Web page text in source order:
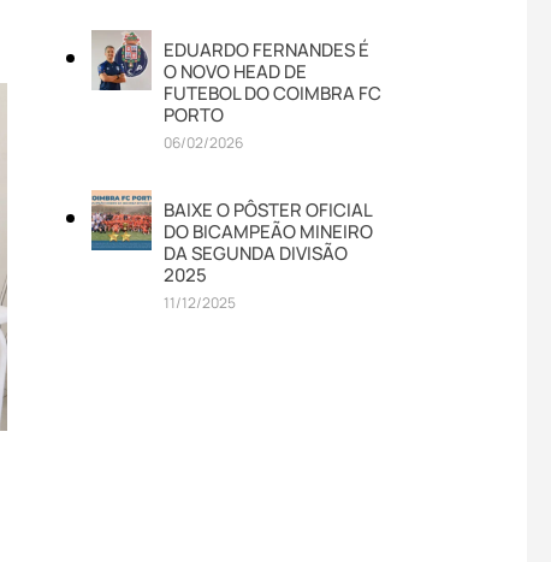
EDUARDO FERNANDES É
O NOVO HEAD DE
FUTEBOL DO COIMBRA FC
PORTO
06/02/2026
BAIXE O PÔSTER OFICIAL
DO BICAMPEÃO MINEIRO
DA SEGUNDA DIVISÃO
2025
11/12/2025